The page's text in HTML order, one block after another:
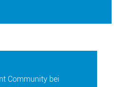
Community bei